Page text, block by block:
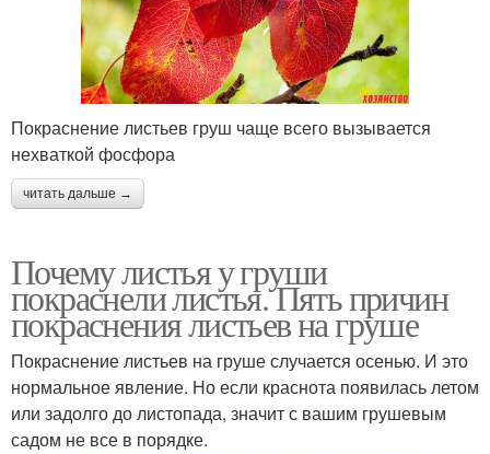
Покраснение листьев груш чаще всего вызывается
нехваткой фосфора
читать дальше →
Почему листья у груши
покраснели листья. Пять причин
покраснения листьев на груше
Покраснение листьев на груше случается осенью. И это
нормальное явление. Но если краснота появилась летом
или задолго до листопада, значит с вашим грушевым
садом не все в порядке.